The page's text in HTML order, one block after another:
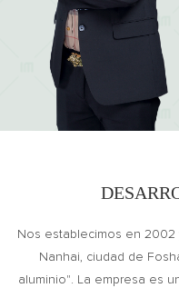
Nos establecimos en
Nanhai, ciudad de
aluminio". La empresa es